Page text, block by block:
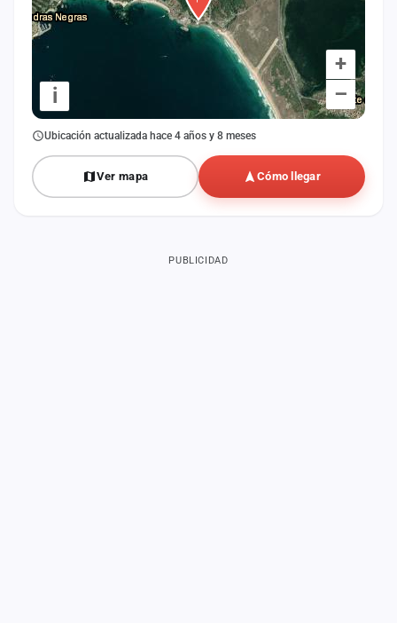
+
–
i
Ubicación actualizada hace 4 años y 8 meses
Ver mapa Cómo llegar
PUBLICIDAD